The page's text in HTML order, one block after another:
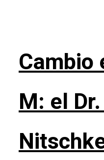
Cambio
M: el